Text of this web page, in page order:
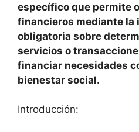
específico que permite
financieros mediante la
obligatoria sobre
servicios o
financiar necesidades
bienestar social.
Introducción: